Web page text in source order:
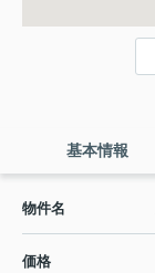
基本情報
物件名
価格